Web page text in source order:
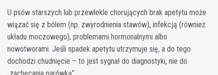
U psów starszych lub przewlekle chorujących brak apetytu może
wiązać się z bólem (np. zwyrodnienia stawów), infekcją (również
układu moczowego), problemami hormonalnymi albo
nowotworami. Jeśli spadek apetytu utrzymuje się, a do tego
dochodzi chudnięcie – to jest sygnał do diagnostyki, nie do